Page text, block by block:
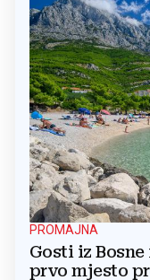
PROMAJNA
Gosti iz
prvo mjesto